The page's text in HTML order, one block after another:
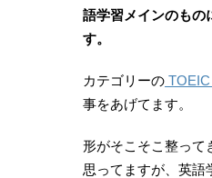
語学習メインのもの
す。
カテゴリーの
事をあげてます。
形がそこそこ整って
思ってますが、英語